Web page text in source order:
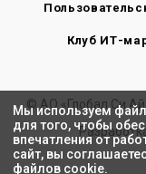
Клуб ИТ-
© АО «Глобал Си
Мы используем
для того, чтобы
впечатления от
сайт, вы
файлов cookie.